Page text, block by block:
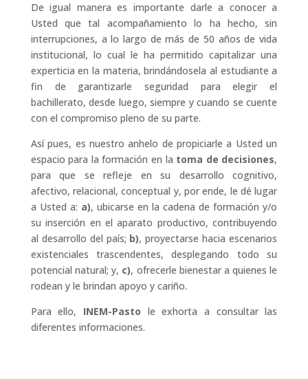
De igual manera es importante darle a conocer a
Usted que tal acompañamiento lo ha hecho, sin
interrupciones, a lo largo de más de 50 años de vida
institucional, lo cual le ha permitido capitalizar una
experticia en la materia, brindándosela al estudiante a
fin de garantizarle seguridad para elegir el
bachillerato, desde luego, siempre y cuando se cuente
con el compromiso pleno de su parte.
Así pues, es nuestro anhelo de propiciarle a Usted un
espacio para la formación en la toma de decisiones,
para que se refleje en su desarrollo cognitivo,
afectivo, relacional, conceptual y, por ende, le dé lugar
a Usted a: a), ubicarse en la cadena de formación y/o
su inserción en el aparato productivo, contribuyendo
al desarrollo del país; b), proyectarse hacia escenarios
existenciales trascendentes, desplegando todo su
potencial natural; y, c), ofrecerle bienestar a quienes le
rodean y le brindan apoyo y cariño.
Para ello, INEM-Pasto le exhorta a consultar las
diferentes informaciones.